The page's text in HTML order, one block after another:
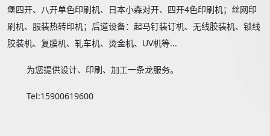
堡四开、八开单色印刷机、日本小森对开、四开4色印刷机；丝网印
刷机、服装热转印机；后道设备：起马钉装订机、无线胶装机、锁线
胶装机、复膜机、轧车机、烫金机、UV机等...
为您提供设计、印刷、加工一条龙服务。
Tel:15900619600